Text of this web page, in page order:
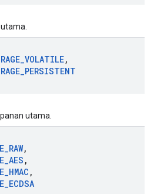
_VOLATILE,
_PERSISTENT
utama.
_RAW,
_AES ,
_HMAC ,
_ECDSA